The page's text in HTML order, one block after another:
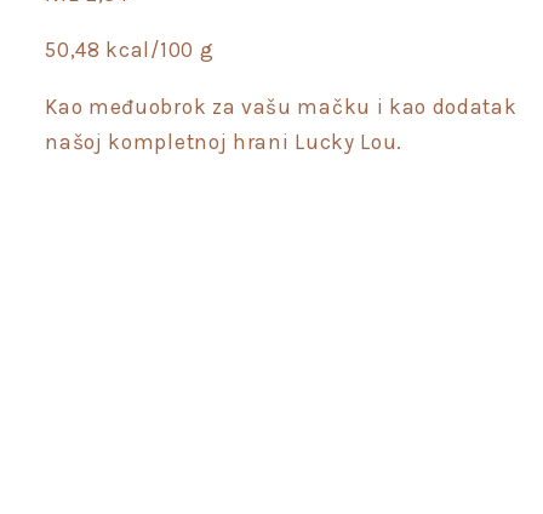
50,48 kcal/100 g
Kao međuobrok za vašu mačku i kao dodatak
našoj kompletnoj hrani Lucky Lou.